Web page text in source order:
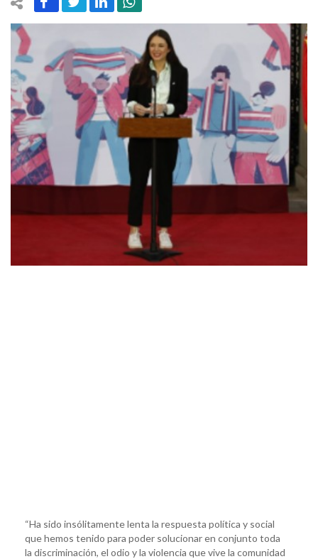
“Ha sido insólitamente lenta la respuesta política y social
que hemos tenido para poder solucionar en conjunto toda
la discriminación, el odio y la violencia que vive la comunidad